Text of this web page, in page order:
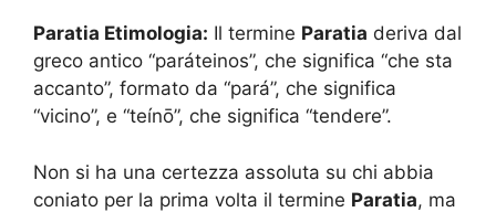
Paratia Etimologia: Il termine Paratia deriva dal
greco antico “paráteinos”, che significa “che sta
accanto”, formato da “pará”, che significa
“vicino”, e “teínō”, che significa “tendere”.
Non si ha una certezza assoluta su chi abbia
coniato per la prima volta il termine Paratia, ma